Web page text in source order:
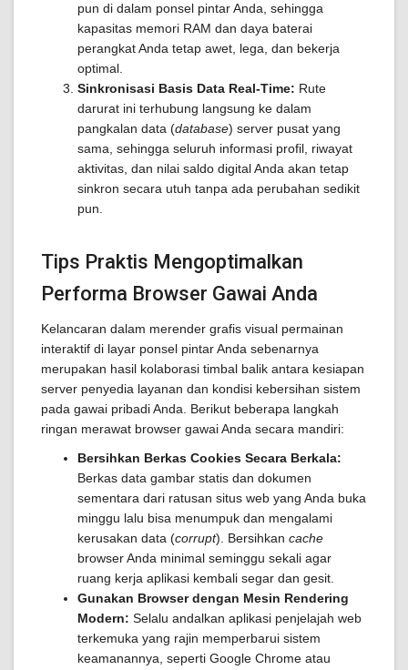
pun di dalam ponsel pintar Anda, sehingga
kapasitas memori RAM dan daya baterai
perangkat Anda tetap awet, lega, dan bekerja
optimal.
Sinkronisasi Basis Data Real-Time: Rute
darurat ini terhubung langsung ke dalam
pangkalan data (database) server pusat yang
sama, sehingga seluruh informasi profil, riwayat
aktivitas, dan nilai saldo digital Anda akan tetap
sinkron secara utuh tanpa ada perubahan sedikit
pun.
Tips Praktis Mengoptimalkan
Performa Browser Gawai Anda
Kelancaran dalam merender grafis visual permainan
interaktif di layar ponsel pintar Anda sebenarnya
merupakan hasil kolaborasi timbal balik antara kesiapan
server penyedia layanan dan kondisi kebersihan sistem
pada gawai pribadi Anda. Berikut beberapa langkah
ringan merawat browser gawai Anda secara mandiri:
Bersihkan Berkas Cookies Secara Berkala:
Berkas data gambar statis dan dokumen
sementara dari ratusan situs web yang Anda buka
minggu lalu bisa menumpuk dan mengalami
kerusakan data (corrupt). Bersihkan cache
browser Anda minimal seminggu sekali agar
ruang kerja aplikasi kembali segar dan gesit.
Gunakan Browser dengan Mesin Rendering
Modern: Selalu andalkan aplikasi penjelajah web
terkemuka yang rajin memperbarui sistem
keamanannya, seperti Google Chrome atau